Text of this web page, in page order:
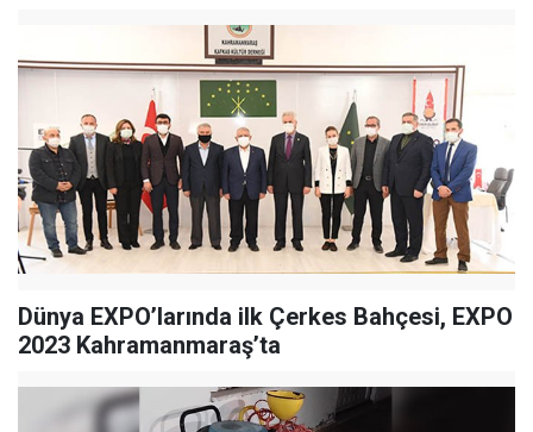
Dünya EXPO’larında ilk Çerkes Bahçesi, EXPO
2023 Kahramanmaraş’ta